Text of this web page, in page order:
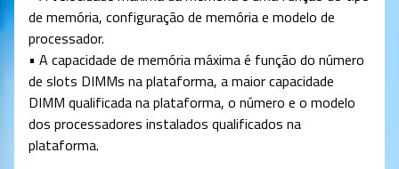
de memória, configuração de memória e modelo de
processador.
• A capacidade de memória máxima é função do número
de slots DIMMs na plataforma, a maior capacidade
DIMM qualificada na plataforma, o número e o modelo
dos processadores instalados qualificados na
plataforma.